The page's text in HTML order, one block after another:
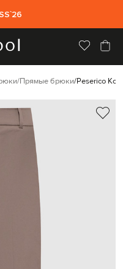
Прямые брюки Peserico